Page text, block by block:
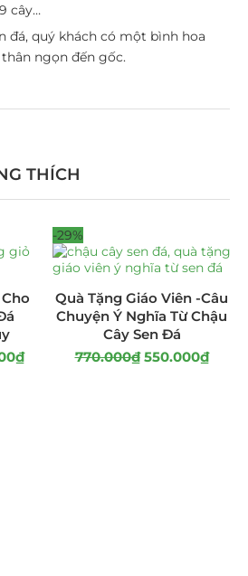
cây…
đá, quý khách có một bình hoa
ngọn đến gốc.
THÍCH
₫
-29%
Quà Tặng Giáo Viên -Câu
Chuyện Ý Nghĩa Từ Chậu
Cây Sen Đá
770.000₫ 550.000₫